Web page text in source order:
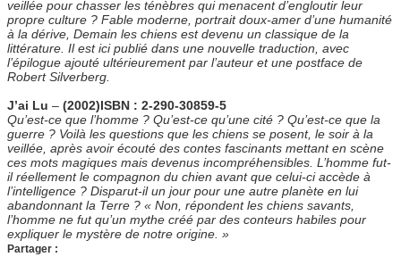
veillée pour chasser les ténèbres qui menacent d’engloutir leur
propre culture ? Fable moderne, portrait doux-amer d’une humanité
à la dérive, Demain les chiens est devenu un classique de la
littérature. Il est ici publié dans une nouvelle traduction, avec
l’épilogue ajouté ultérieurement par l’auteur et une postface de
Robert Silverberg.
J’ai Lu – (2002)ISBN : 2-290-30859-5
Qu’est-ce que l’homme ? Qu’est-ce qu’une cité ? Qu’est-ce que la
guerre ? Voilà les questions que les chiens se posent, le soir à la
veillée, après avoir écouté des contes fascinants mettant en scène
ces mots magiques mais devenus incompréhensibles. L’homme fut-
il réellement le compagnon du chien avant que celui-ci accède à
l’intelligence ? Disparut-il un jour pour une autre planète en lui
abandonnant la Terre ? « Non, répondent les chiens savants,
l’homme ne fut qu’un mythe créé par des conteurs habiles pour
expliquer le mystère de notre origine. »
Partager :